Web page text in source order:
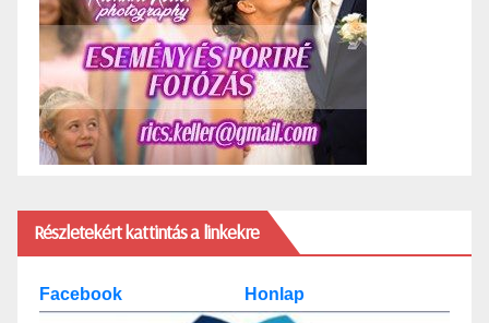
Részletekért kattintás a linkekre
Facebook Honlap